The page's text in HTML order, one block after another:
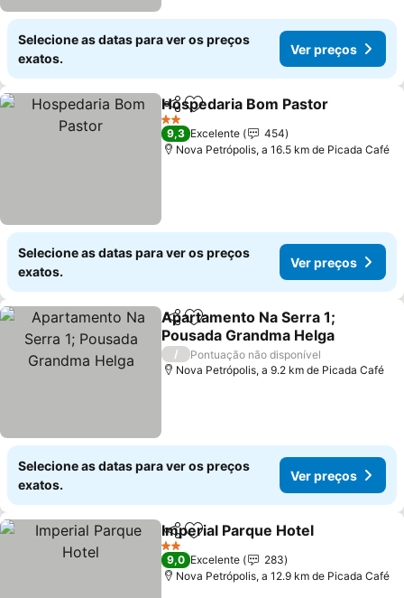
Selecione as datas para ver os preços
exatos.
Ver preços
PartilharAdicionar aos favoritos
Hospedaria Bom Pastor
2 Estrelas
9,3 Excelente
454
Nova Petrópolis, a 16.5 km de Picada Café
Selecione as datas para ver os preços
exatos.
Ver preços
PartilharAdicionar aos favoritos
Apartamento Na Serra 1;
Pousada Grandma Helga
Ver preços
/
Pontuação não disponível
Nova Petrópolis, a 9.2 km de Picada Café
Selecione as datas para ver os preços
exatos.
Ver preços
PartilharAdicionar aos favoritos
Imperial Parque Hotel
2 Estrelas
9,0 Excelente
283
Nova Petrópolis, a 12.9 km de Picada Café